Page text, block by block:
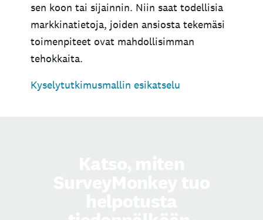
sen koon tai sijainnin. Niin saat todellisia
markkinatietoja, joiden ansiosta tekemäsi
toimenpiteet ovat mahdollisimman
tehokkaita.
Kyselytutkimusmallin esikatselu